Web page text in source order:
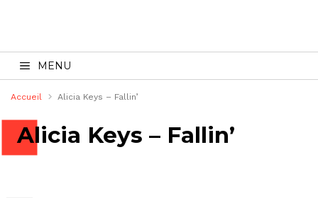
MENU
Accueil Alicia Keys – Fallin’
Alicia Keys – Fallin’